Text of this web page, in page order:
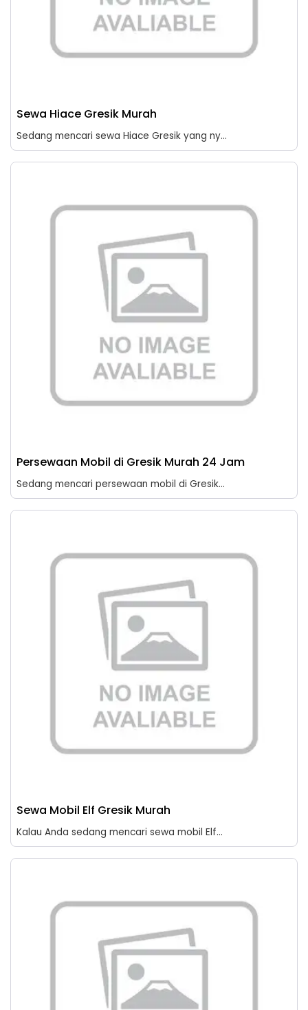
Sewa Hiace Gresik Murah
Sedang mencari sewa Hiace Gresik yang ny...
Persewaan Mobil di Gresik Murah 24 Jam
Sedang mencari persewaan mobil di Gresik...
Sewa Mobil Elf Gresik Murah
Kalau Anda sedang mencari sewa mobil Elf...